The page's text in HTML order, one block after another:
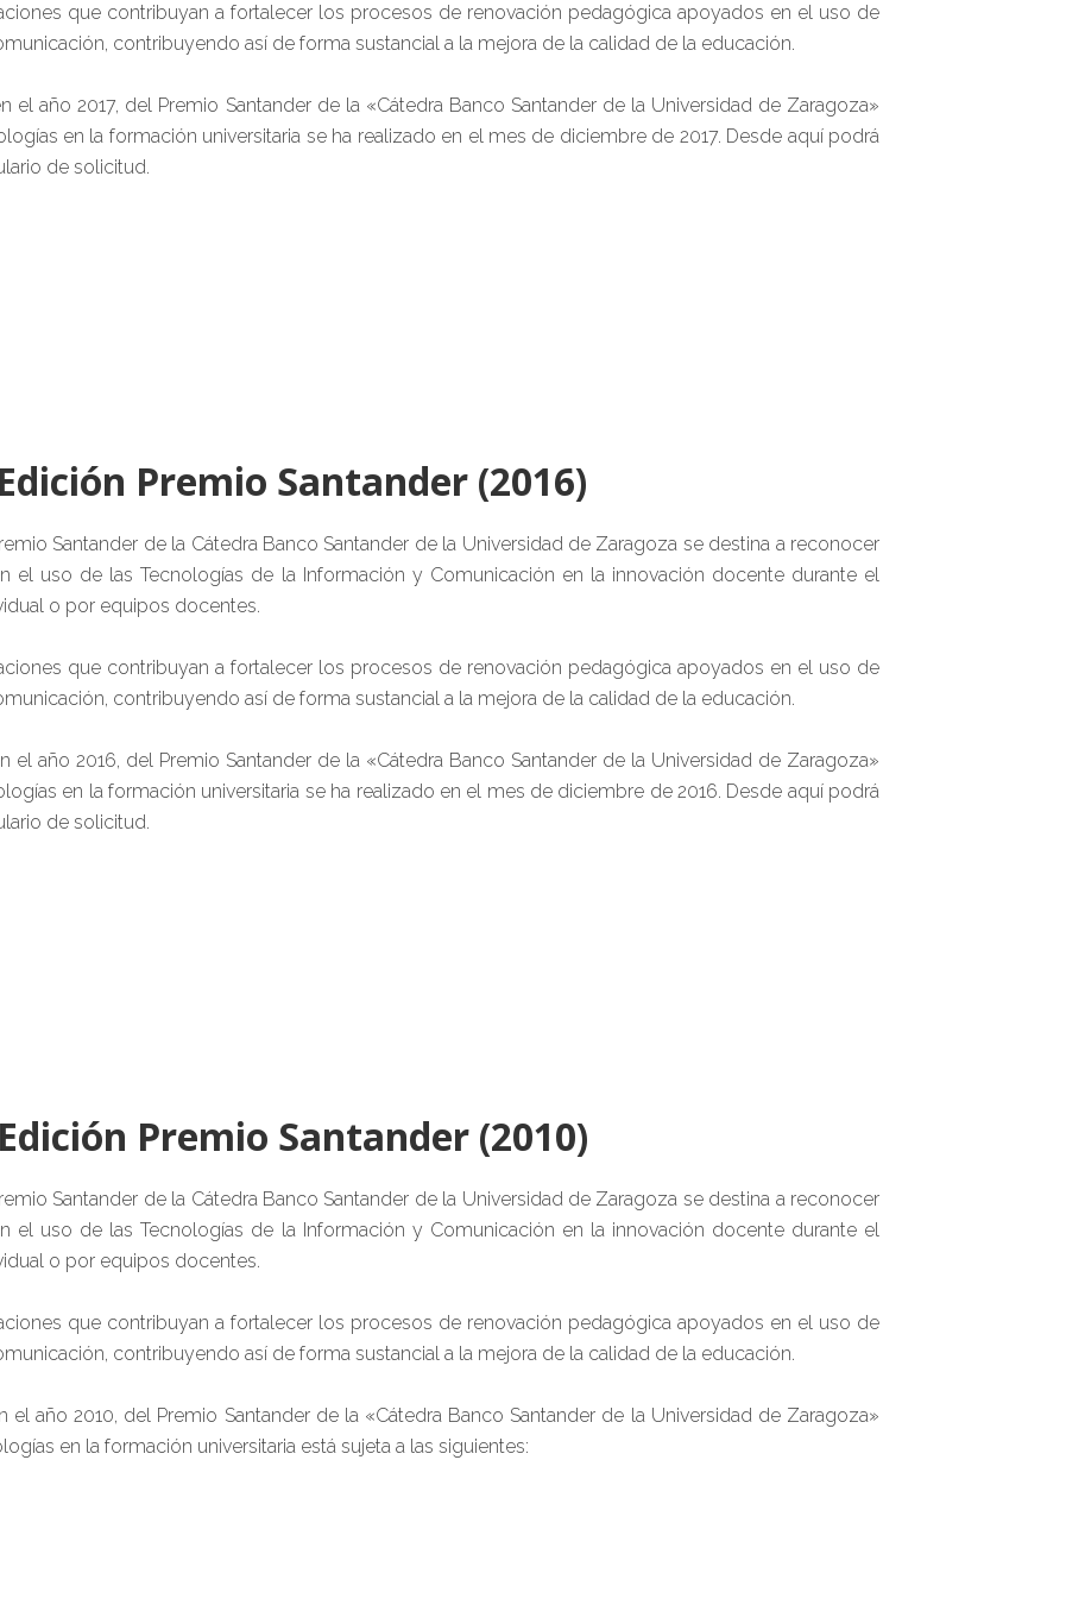
que contribuyan a fortalecer los procesos de renovación pedagógica apoyados en el uso de
contribuyendo así de forma sustancial a la mejora de la calidad de la educación.
el año 2017, del Premio Santander de la «Cátedra Banco Santander de la Universidad de Zaragoza»
en la formación universitaria se ha realizado en el mes de diciembre de 2017. Desde aquí podrá
de solicitud.
Premio Santander (2016)
Santander de la Cátedra Banco Santander de la Universidad de Zaragoza se destina a reconocer
el uso de las Tecnologías de la Información y Comunicación en la innovación docente durante el
o por equipos docentes.
que contribuyan a fortalecer los procesos de renovación pedagógica apoyados en el uso de
contribuyendo así de forma sustancial a la mejora de la calidad de la educación.
el año 2016, del Premio Santander de la «Cátedra Banco Santander de la Universidad de Zaragoza»
en la formación universitaria se ha realizado en el mes de diciembre de 2016. Desde aquí podrá
de solicitud.
Premio Santander (2010)
Santander de la Cátedra Banco Santander de la Universidad de Zaragoza se destina a reconocer
el uso de las Tecnologías de la Información y Comunicación en la innovación docente durante el
o por equipos docentes.
que contribuyan a fortalecer los procesos de renovación pedagógica apoyados en el uso de
contribuyendo así de forma sustancial a la mejora de la calidad de la educación.
año 2010, del Premio Santander de la «Cátedra Banco Santander de la Universidad de Zaragoza»
en la formación universitaria está sujeta a las siguientes: